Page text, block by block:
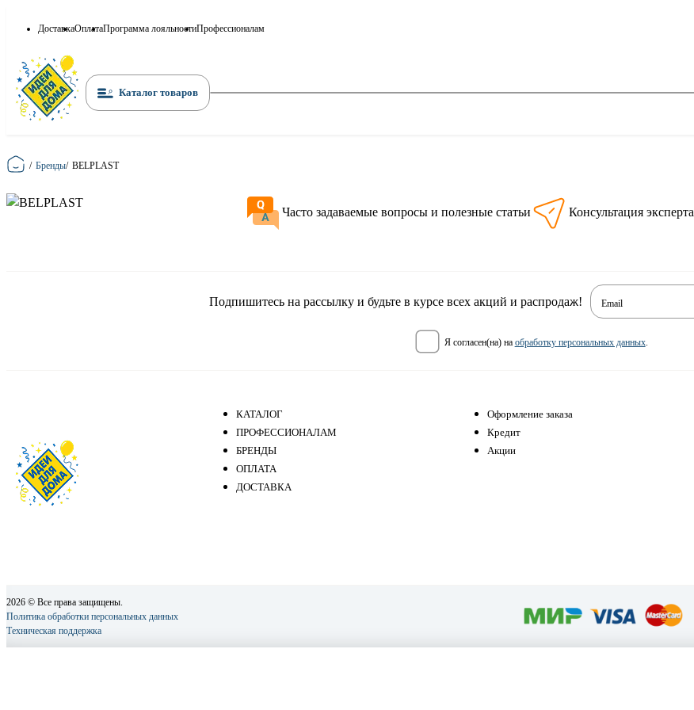
ДоставкаОплатаПрограмма лояльностиПрофессионалам
Каталог товаров
Главная
/ Бренды/ BELPLAST
Часто задаваемые вопросы и полезные статьи Консультация эксперта
Подпишитесь на рассылку и будьте в курсе всех акций и распродаж! Email
я согласен(на) на обработку персональных данных.
КАТАЛОГ
ПРОФЕССИОНАЛАМ
БРЕНДЫ
ОПЛАТА
ДОСТАВКА
Оформление заказа
Кредит
Акции
2026 © Все права защищены.
Политика обработки персональных данных
Техническая поддержка